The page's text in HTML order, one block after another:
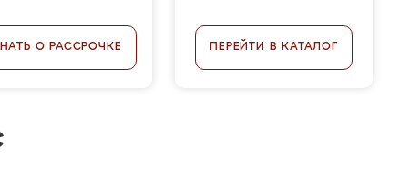
О РАССРОЧКЕ ПЕРЕЙТИ В КАТАЛОГ